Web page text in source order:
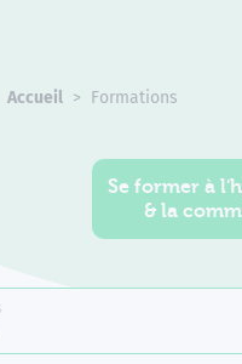
Accueil Formations
Se former à
& la